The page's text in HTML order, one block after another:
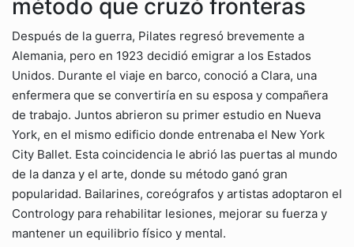
método que cruzó fronteras
Después de la guerra, Pilates regresó brevemente a
Alemania, pero en 1923 decidió emigrar a los Estados
Unidos. Durante el viaje en barco, conoció a Clara, una
enfermera que se convertiría en su esposa y compañera
de trabajo. Juntos abrieron su primer estudio en Nueva
York, en el mismo edificio donde entrenaba el New York
City Ballet. Esta coincidencia le abrió las puertas al mundo
de la danza y el arte, donde su método ganó gran
popularidad. Bailarines, coreógrafos y artistas adoptaron el
Contrology para rehabilitar lesiones, mejorar su fuerza y
mantener un equilibrio físico y mental.